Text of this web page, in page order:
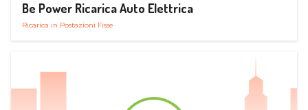
Be Power Ricarica Auto Elettrica
Ricarica in Postazioni Fisse